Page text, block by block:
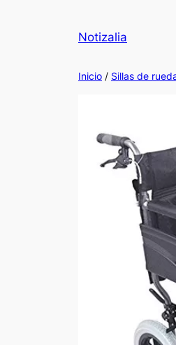
Notizalia
Inicio / Sillas de